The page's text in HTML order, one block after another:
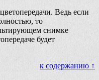
Ведь если
то
снимке
будет
к содержанию ↑